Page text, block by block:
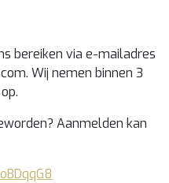
bereiken via e-mailadres
Wij nemen binnen 3
Aanmelden kan